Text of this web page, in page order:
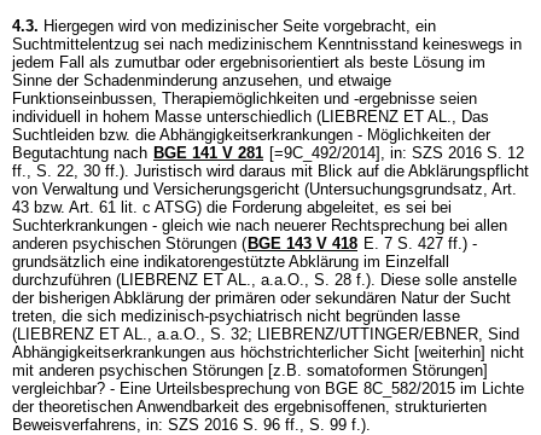
4.3. Hiergegen wird von medizinischer Seite vorgebracht, ein
Suchtmittelentzug sei nach medizinischem Kenntnisstand keineswegs in
jedem Fall als zumutbar oder ergebnisorientiert als beste Lösung im
Sinne der Schadenminderung anzusehen, und etwaige
Funktionseinbussen, Therapiemöglichkeiten und -ergebnisse seien
individuell in hohem Masse unterschiedlich (LIEBRENZ ET AL., Das
Suchtleiden bzw. die Abhängigkeitserkrankungen - Möglichkeiten der
Begutachtung nach BGE 141 V 281 [=9C_492/2014], in: SZS 2016 S. 12
ff., S. 22, 30 ff.). Juristisch wird daraus mit Blick auf die Abklärungspflicht
von Verwaltung und Versicherungsgericht (Untersuchungsgrundsatz, Art.
43 bzw. Art. 61 lit. c ATSG) die Forderung abgeleitet, es sei bei
Suchterkrankungen - gleich wie nach neuerer Rechtsprechung bei allen
anderen psychischen Störungen ( BGE 143 V 418 E. 7 S. 427 ff.) -
grundsätzlich eine indikatorengestützte Abklärung im Einzelfall
durchzuführen (LIEBRENZ ET AL., a.a.O., S. 28 f.). Diese solle anstelle
der bisherigen Abklärung der primären oder sekundären Natur der Sucht
treten, die sich medizinisch-psychiatrisch nicht begründen lasse
(LIEBRENZ ET AL., a.a.O., S. 32; LIEBRENZ/UTTINGER/EBNER, Sind
Abhängigkeitserkrankungen aus höchstrichterlicher Sicht [weiterhin] nicht
mit anderen psychischen Störungen [z.B. somatoformen Störungen]
vergleichbar? - Eine Urteilsbesprechung von BGE 8C_582/2015 im Lichte
der theoretischen Anwendbarkeit des ergebnisoffenen, strukturierten
Beweisverfahrens, in: SZS 2016 S. 96 ff., S. 99 f.).